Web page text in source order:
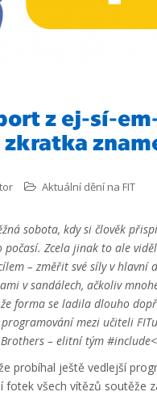
z ej-sí-
zkratka
Aktuální dění na FIT
sobota, kdy si člověk
počasí. Zcela jinak to ale
– změřit své síly v
v sandálech, ačkoliv
forma se ladila dlouho
mezi učiteli
– elitní tým
probíhal ještě vedlejší
všech vítězů soutěže